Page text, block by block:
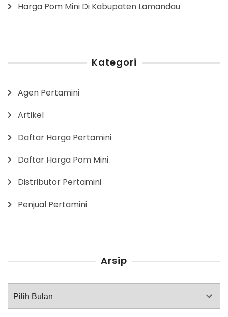
Harga Pom Mini Di Kabupaten Lamandau
Kategori
Agen Pertamini
Artikel
Daftar Harga Pertamini
Daftar Harga Pom Mini
Distributor Pertamini
Penjual Pertamini
Arsip
Arsip